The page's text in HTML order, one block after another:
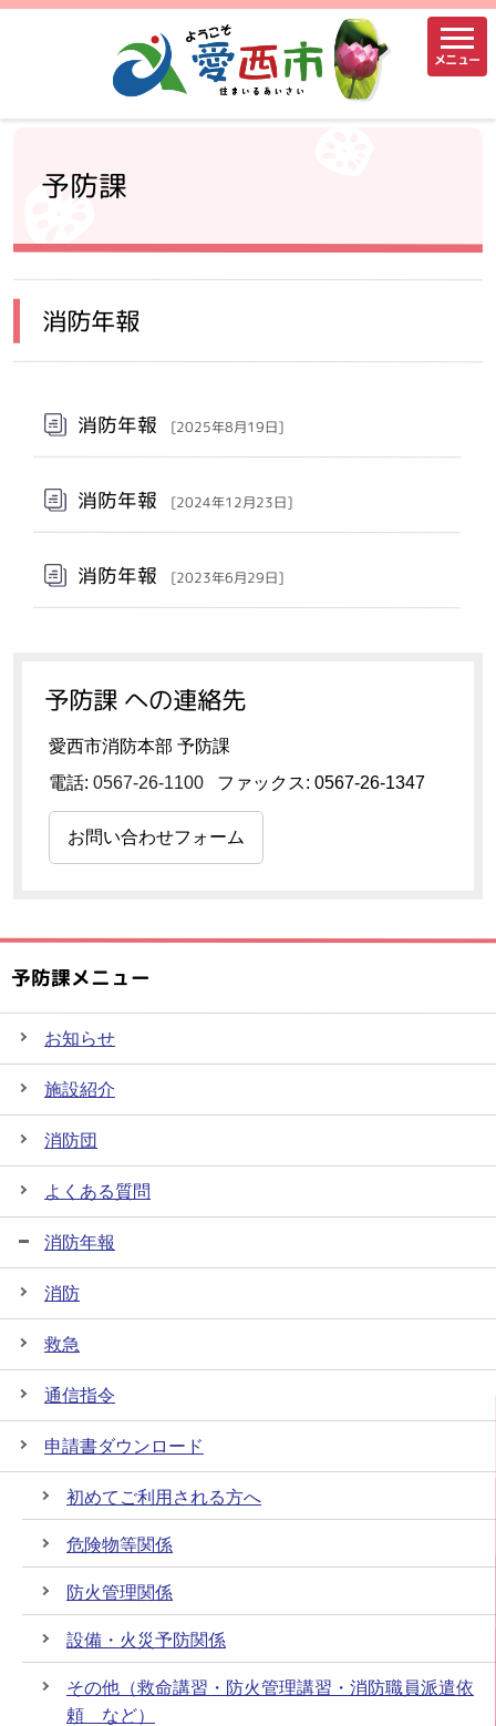
メニュー
予防課
消防年報
消防年報 [2025年8月19日]
消防年報 [2024年12月23日]
消防年報 [2023年6月29日]
予防課 への連絡先
愛西市消防本部 予防課
電話: 0567-26-1100 ファックス: 0567-26-1347
お問い合わせフォーム
予防課メニュー
お知らせ
施設紹介
消防団
よくある質問
消防年報
消防
救急
通信指令
申請書ダウンロード
初めてご利用される方へ
危険物等関係
防火管理関係
設備・火災予防関係
その他（救命講習・防火管理講習・消防職員派遣依
頼 など）